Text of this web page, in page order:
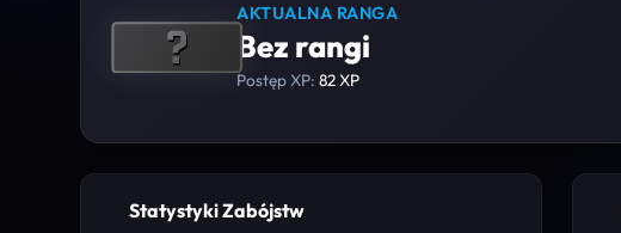
AKTUALNA RANGA
Bez rangi
Postęp XP:82 XP
Statystyki Zabójstw